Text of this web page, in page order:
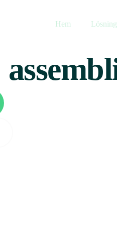
Hem